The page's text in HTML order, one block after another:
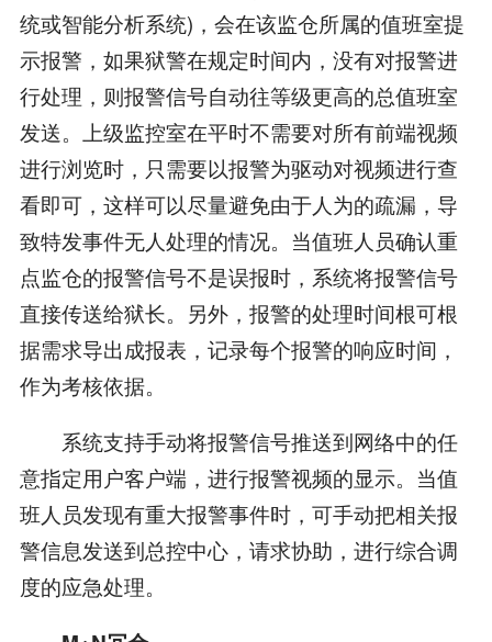
统或智能分析系统)，会在该监仓所属的值班室提
示报警，如果狱警在规定时间内，没有对报警进
行处理，则报警信号自动往等级更高的总值班室
发送。上级监控室在平时不需要对所有前端视频
进行浏览时，只需要以报警为驱动对视频进行查
看即可，这样可以尽量避免由于人为的疏漏，导
致特发事件无人处理的情况。当值班人员确认重
点监仓的报警信号不是误报时，系统将报警信号
直接传送给狱长。另外，报警的处理时间根可根
据需求导出成报表，记录每个报警的响应时间，
作为考核依据。
系统支持手动将报警信号推送到网络中的任
意指定用户客户端，进行报警视频的显示。当值
班人员发现有重大报警事件时，可手动把相关报
警信息发送到总控中心，请求协助，进行综合调
度的应急处理。